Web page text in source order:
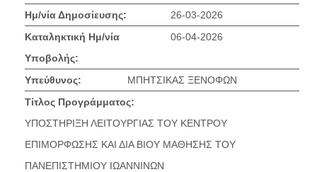
Ημ/νία Δημοσίευσης:
26-03-2026
Καταληκτική Ημ/νία
Υποβολής:
06-04-2026
Υπεύθυνος:
ΜΠΗΤΣΙΚΑΣ ΞΕΝΟΦΩΝ
Τίτλος Προγράμματος:
ΥΠΟΣΤΗΡΙΞΗ ΛΕΙΤΟΥΡΓΙΑΣ ΤΟΥ ΚΕΝΤΡΟΥ
ΕΠΙΜΟΡΦΩΣΗΣ ΚΑΙ ΔΙΑ ΒΙΟΥ ΜΑΘΗΣΗΣ ΤΟΥ
ΠΑΝΕΠΙΣΤΗΜΙΟΥ ΙΩΑΝΝΙΝΩΝ